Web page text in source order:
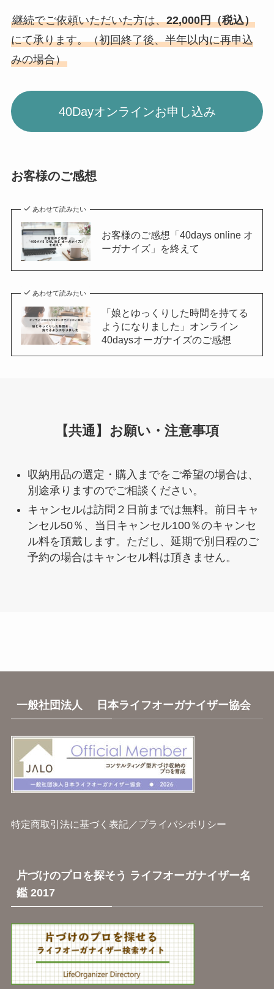
継続でご依頼いただいた方は、22,000円（税込）
にて承ります。（初回終了後、半年以内に再申込
みの場合）
40Dayオンラインお申し込み
お客様のご感想
あわせて読みたい
お客様のご感想「40days online オ
ーガナイズ」を終えて
あわせて読みたい
「娘とゆっくりした時間を持てる
ようになりました」オンライン
40daysオーガナイズのご感想
【共通】お願い・注意事項
収納用品の選定・購入までをご希望の場合は、
別途承りますのでご相談ください。
キャンセルは訪問２日前までは無料。前日キャ
ンセル50％、当日キャンセル100％のキャンセ
ル料を頂戴します。ただし、延期で別日程のご
予約の場合はキャンセル料は頂きません。
一般社団法人 日本ライフオーガナイザー協会
特定商取引法に基づく表記／プライバシポリシー
片づけのプロを探そう ライフオーガナイザー名
鑑 2017